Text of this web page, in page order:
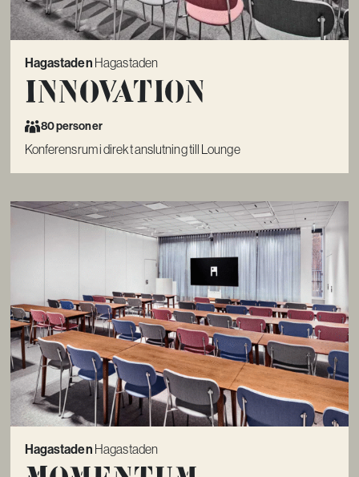
Hagastaden Hagastaden
Innovation
80 personer
Konferensrum i direkt anslutning till Lounge
Hagastaden Hagastaden